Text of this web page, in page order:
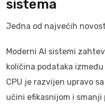
sistema
Jedna od najvećih
Moderni AI sistemi
količina podataka
CPU je razvijen upravo
učini efikasnijom i